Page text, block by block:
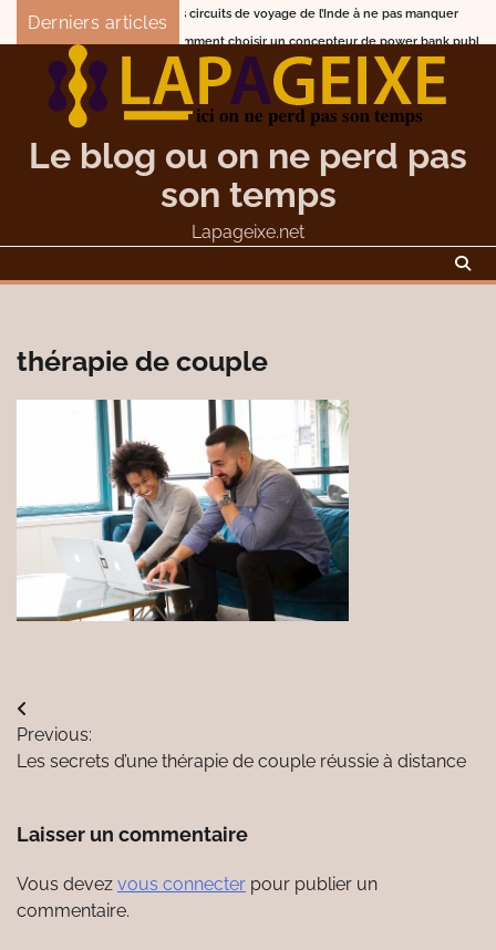
Skip
content
Derniers articlesLes circuits de voyage de l’Inde à ne pas manquer
Comment choisir un concepteur de power bank publicitaire
Le blog ou on ne perd pas
son temps
Lapageixe.net
thérapie de couple
Navigation
de
Previous:
Les secrets d’une thérapie de couple réussie à distance
Laisser un commentaire
Vous devez vous connecter pour publier un
commentaire.